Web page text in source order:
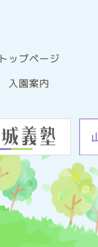
トップページ
⼊園案内